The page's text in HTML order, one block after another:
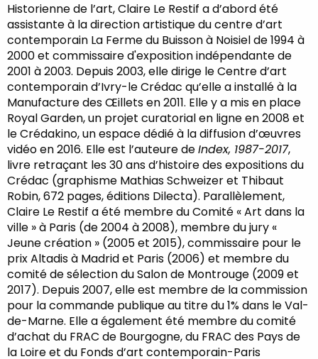
Historienne de l’art, Claire Le Restif a d’abord été
assistante à la direction artistique du centre d’art
contemporain La Ferme du Buisson à Noisiel de 1994 à
2000 et commissaire d'exposition indépendante de
2001 à 2003. Depuis 2003, elle dirige le Centre d’art
contemporain d’Ivry-le Crédac qu’elle a installé à la
Manufacture des Œillets en 2011. Elle y a mis en place
Royal Garden, un projet curatorial en ligne en 2008 et
le Crédakino, un espace dédié à la diffusion d’œuvres
vidéo en 2016. Elle est l’auteure deIndex, 1987-2017,
livre retraçant les 30 ans d’histoire des expositions du
Crédac (graphisme Mathias Schweizer et Thibaut
Robin, 672 pages, éditions Dilecta). Parallèlement,
Claire Le Restif a été membre du Comité « Art dans la
ville » à Paris (de 2004 à 2008), membre du jury «
Jeune création » (2005 et 2015), commissaire pour le
prix Altadis à Madrid et Paris (2006) et membre du
comité de sélection du Salon de Montrouge (2009 et
2017). Depuis 2007, elle est membre de la commission
pour la commande publique au titre du 1% dans le Val-
de-Marne. Elle a également été membre du comité
d’achat du FRAC de Bourgogne, du FRAC des Pays de
la Loire et du Fonds d’art contemporain-Paris